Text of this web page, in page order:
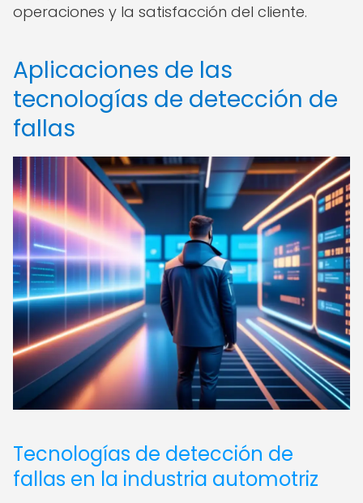
operaciones y la satisfacción del cliente.
Aplicaciones de las
tecnologías de detección de
fallas
Tecnologías de detección de
fallas en la industria automotriz